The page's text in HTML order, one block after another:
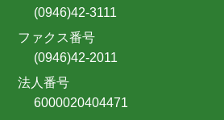
(0946)42-3111
ファクス番号
(0946)42-2011
法人番号
6000020404471